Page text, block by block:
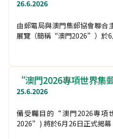
多國專家揭方寸奧秘
26.6.2026
6月26日，澳門2026專項世界
澳門2026專項世界集郵
近千五框珍郵共賞
26.6.2026